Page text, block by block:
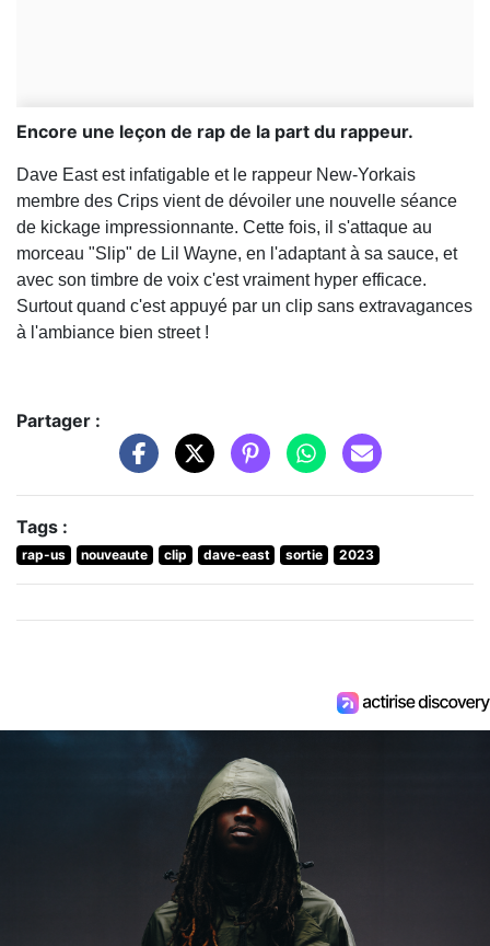
Encore une leçon de rap de la part du rappeur.
Dave East est infatigable et le rappeur New-Yorkais
membre des Crips vient de dévoiler une nouvelle séance
de kickage impressionnante. Cette fois, il s'attaque au
morceau "Slip" de Lil Wayne, en l'adaptant à sa sauce, et
avec son timbre de voix c'est vraiment hyper efficace.
Surtout quand c'est appuyé par un clip sans extravagances
à l'ambiance bien street !
Partager :
Tags :
rap-us nouveaute clip dave-east sortie 2023